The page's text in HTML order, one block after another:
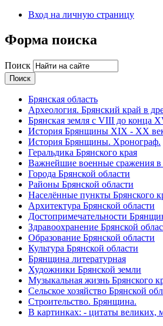
Вход на личную страницу
Форма поиска
Поиск
Брянская область
Археология. Брянский край в
Брянская земля с VIII до конца
История Брянщины XIX - XX
История Брянщины. Хронограф.
Геральдика Брянского края
Важнейшие военные сражения в
Города Брянской области
Районы Брянской области
Населённые пункты Брянского
Архитектура Брянской области
Достопримечательности
Здравоохранение Брянской
Образование Брянской области
Культура Брянской области
Брянщина литературная
Художники Брянской земли
Музыкальная жизнь Брянского
Сельское хозяйство Брянской
Строительство. Брянщина.
В картинках: - цитаты великих,